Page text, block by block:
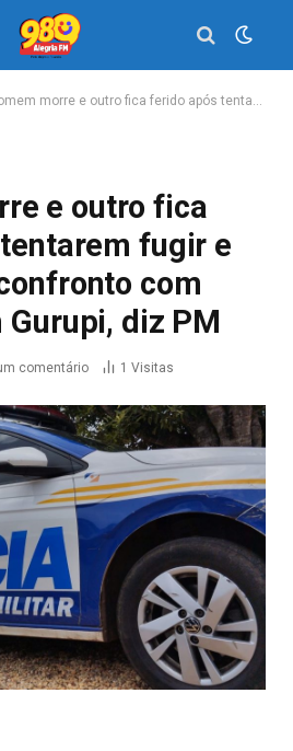
morre e outro fica ferido após tentarem fugir e entrarem e confronto com policiais em Gurupi, diz PM
e outro fica
fugir e
com
diz PM
comentário 1 Visitas